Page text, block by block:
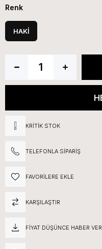
Renk
HAKİ
KRITIK STOK
TELEFONLA SIPARIŞ
FAVORILERE EKLE
KARŞILAŞTIR
FIYAT DÜŞÜNCE HABER VER